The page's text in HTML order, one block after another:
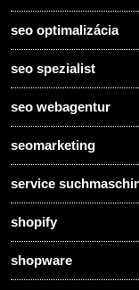
seo optimalizácia
seo spezialist
seo webagentur
seomarketing
service
shopify
shopware